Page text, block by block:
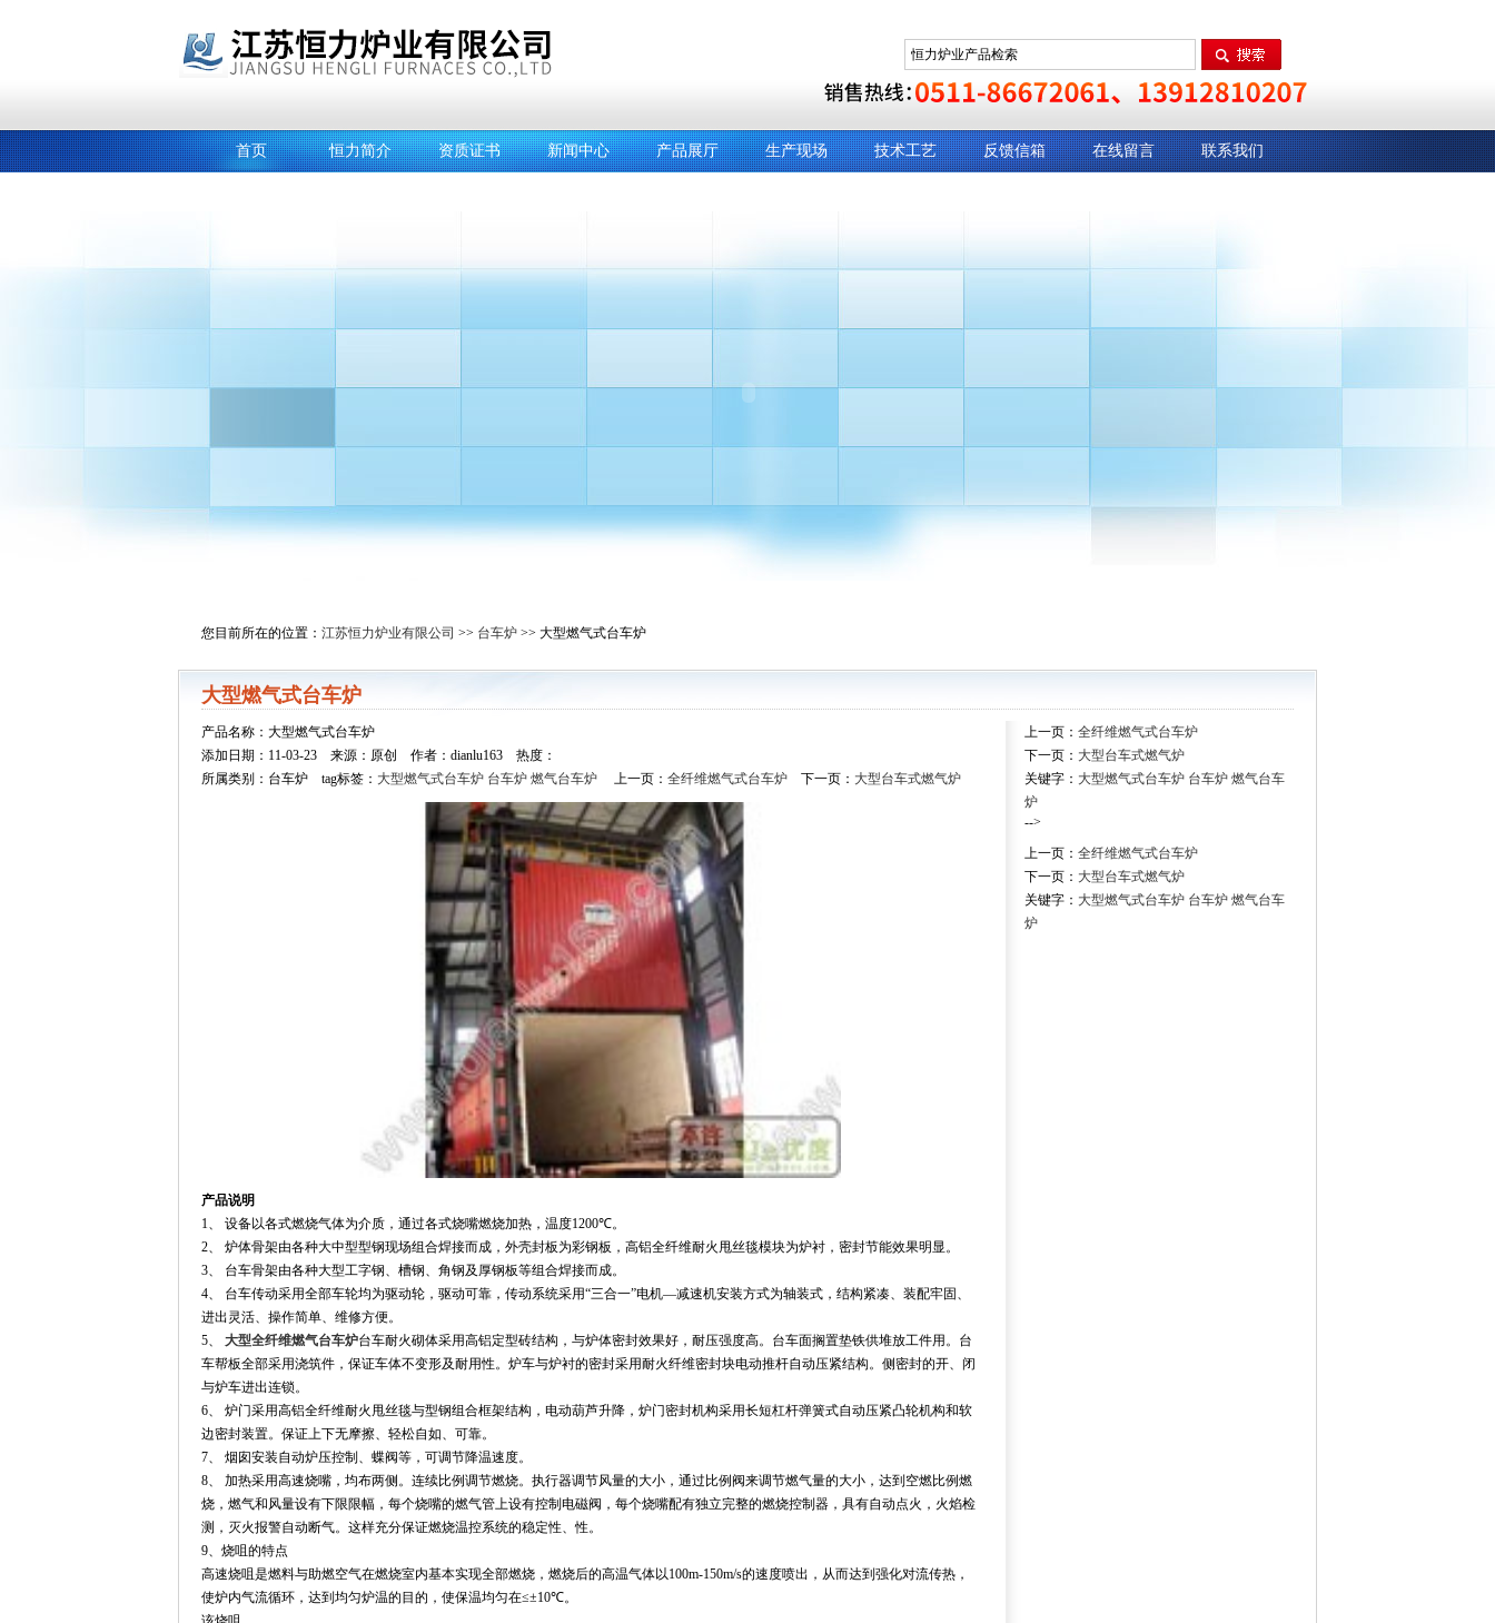
首页 恒力简介 资质证书 新闻中心 产品展厅 生产现场 技术工艺 反馈信箱 在线留言 联系我们
您目前所在的位置： 江苏恒力炉业有限公司 >> 台车炉 >> 大型燃气式台车炉
大型燃气式台车炉
产品名称：大型燃气式台车炉
添加日期：11-03-23 来源：原创 作者：dianlu163 热度：
所属类别：台车炉 tag标签： 大型燃气式台车炉 台车炉 燃气台车炉 上一页： 全纤维燃气式台车炉 下一页： 大型台车式燃气炉
产品说明
1
、 设备以各式燃烧气体为介质，通过各式烧嘴燃烧加热，温度1200℃。
2 、 炉体骨架由各种大中型型钢现场组合焊接而成，外壳封板为彩钢板，高铝全纤维耐火甩丝毯模块为炉衬，密封节能效果明显。
3 、 台车骨架由各种大型工字钢、槽钢、角钢及厚钢板等组合焊接而成。
4 、 台车传动采用全部车轮均为驱动轮，驱动可靠，传动系统采用“三合一”电机—减速机安装方式为轴装式，结构紧凑、装配牢固、
进出灵活、操作简单、维修方便。
5
大型全纤维燃气台车炉台车耐火砌体采用高铝定型砖结构，与炉体密封效果好，耐压强度高。台车面搁置垫铁供堆放工件用。台
车帮板全部采用浇筑件，保证车体不变形及耐用性。炉车与炉衬的密封采用耐火纤维密封块电动推杆自动压紧结构。侧密封的开、闭
与炉车进出连锁。
6 、 炉门采用高铝全纤维耐火甩丝毯与型钢组合框架结构，电动葫芦升降，炉门密封机构采用长短杠杆弹簧式自动压紧凸轮机构和软
边密封装置。保证上下无摩擦、轻松自如、可靠。
7 、 烟囱安装自动炉压控制、蝶阀等，可调节降温速度。
8 、 加热采用高速烧嘴，均布两侧。连续比例调节燃烧。执行器调节风量的大小，通过比例阀来调节燃气量的大小，达到空燃比例燃
烧，燃气和风量设有下限限幅，每个烧嘴的燃气管上设有控制电磁阀，每个烧嘴配有独立完整的燃烧控制器，具有自动点火，火焰检
测，灭火报警自动断气。这样充分保证燃烧温控系统的稳定性、性。
9 、烧咀的特点
高速烧咀是燃料与助燃空气在燃烧室内基本实现全部燃烧，燃烧后的高温气体以100m-150m/s的速度喷出，从而达到强化对流传热，
使炉内气流循环，达到均匀炉温的目的，使保温均匀在≤±10℃。
上一页： 全纤维燃气式台车炉
下一页： 大型台车式燃气炉
关键字： 大型燃气式台车炉 台车炉 燃气台车
炉
-->
上一页： 全纤维燃气式台车炉
下一页： 大型台车式燃气炉
关键字： 大型燃气式台车炉 台车炉 燃气台车
炉